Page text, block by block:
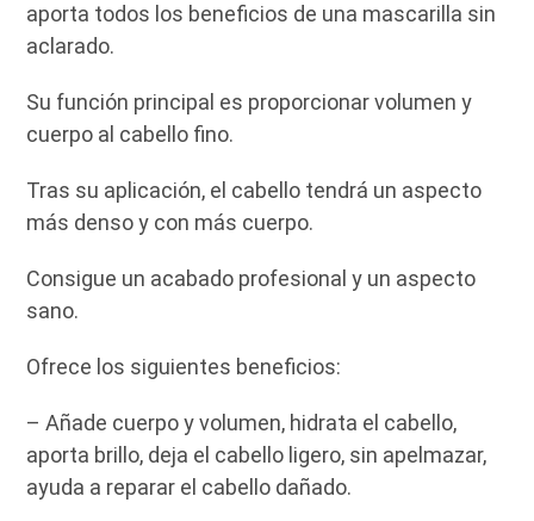
aporta todos los beneficios de una mascarilla sin
aclarado.
Su función principal es proporcionar volumen y
cuerpo al cabello fino.
Tras su aplicación, el cabello tendrá un aspecto
más denso y con más cuerpo.
Consigue un acabado profesional y un aspecto
sano.
Ofrece los siguientes beneficios:
– Añade cuerpo y volumen, hidrata el cabello,
aporta brillo, deja el cabello ligero, sin apelmazar,
ayuda a reparar el cabello dañado.